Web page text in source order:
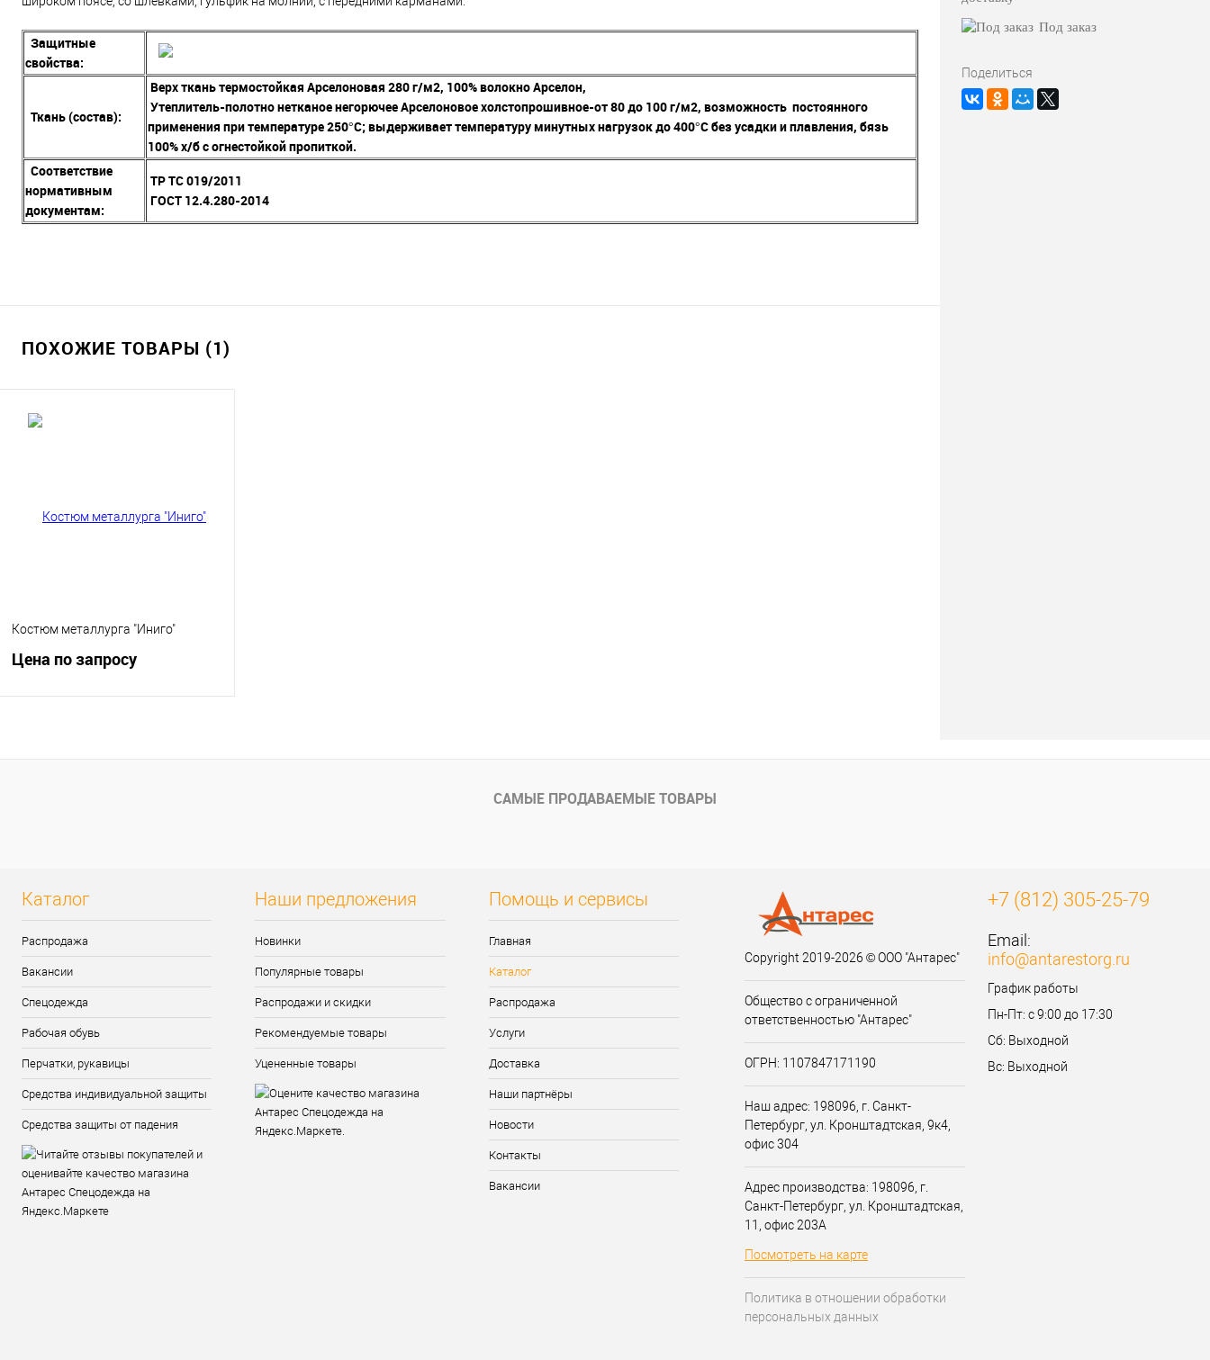
Защитные
свойства:
Ткань (состав):
Верх ткань термостойкая Арселоновая 280 г/м2, 100% волокно Арселон,
Утеплитель-полотно нетканое негорючее Арселоновое холстопрошивное-от 80 до 100 г/м2, возможность постоянного
применения при температуре 250°С; выдерживает температуру минутных нагрузок до 400°С без усадки и плавления, бязь
100% х/б с огнестойкой пропиткой.
Соответствие
нормативным
документам:
ТР ТС 019/2011
ГОСТ 12.4.280-2014
ПОХОЖИЕ ТОВАРЫ (1)
Костюм металлурга "Иниго"
Цена по запросу
Под заказ
Поделиться
САМЫЕ ПРОДАВАЕМЫЕ ТОВАРЫ
Каталог
Распродажа
Вакансии
Спецодежда
Рабочая обувь
Перчатки, рукавицы
Средства индивидуальной защиты
Средства защиты от падения
Наши предложения
Новинки
Популярные товары
Распродажи и скидки
Рекомендуемые товары
Уцененные товары
Помощь и сервисы
Главная
Каталог
Распродажа
Услуги
Доставка
Наши партнёры
Новости
Контакты
Вакансии
Copyright 2019-2026 © ООО "Антарес"
Общество с ограниченной
ответственностью "Антарес"
ОГРН: 1107847171190
Наш адрес: 198096, г. Санкт-
Петербург, ул. Кронштадтская, 9к4,
офис 304
Адрес производства: 198096, г.
Санкт-Петербург, ул. Кронштадтская,
11, офис 203А
Посмотреть на карте
Политика в отношении обработки
персональных данных
+7 (812) 305-25-79
Email:
info@antarestorg.ru
График работы
Пн-Пт: с 9:00 до 17:30
Сб: Выходной
Вс: Выходной